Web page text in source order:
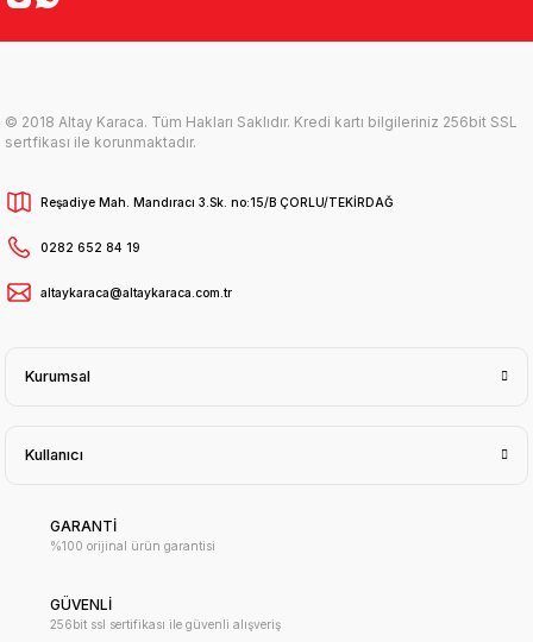
© 2018 Altay Karaca. Tüm Hakları Saklıdır. Kredi kartı bilgileriniz 256bit SSL
sertfikası ile korunmaktadır.
Reşadiye Mah. Mandıracı 3.Sk. no:15/B ÇORLU/TEKİRDAĞ
0282 652 84 19
altaykaraca@altaykaraca.com.tr
Kurumsal
Kullanıcı
GARANTİ
%100 orijinal ürün garantisi
GÜVENLİ
256bit ssl sertifikası ile güvenli alışveriş